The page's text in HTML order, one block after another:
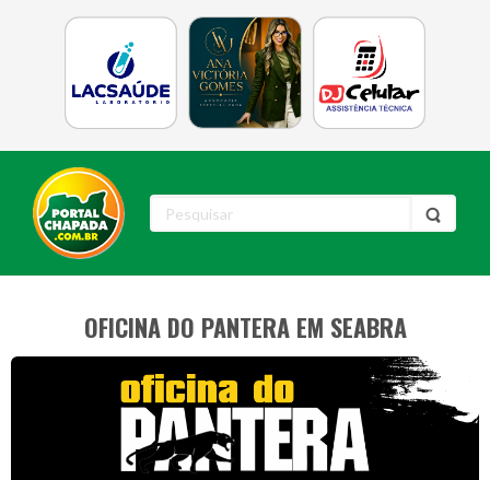
OFICINA DO PANTERA EM SEABRA